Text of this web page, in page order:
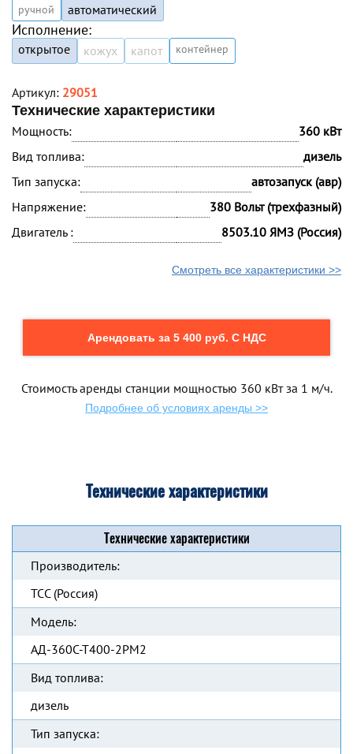
ручной автоматический
Исполнение:
открытое кожух капот контейнер
Артикул: 29051
Технические характеристики
Мощность:
360 кВт
Вид топлива:
дизель
Тип запуска:
автозапуск (авр)
Напряжение:
380 Вольт (трехфазный)
Двигатель :
8503.10 ЯМЗ (Россия)
Смотреть все характеристики >>
Арендовать за 5 400 руб. С НДС
Стоимость аренды станции мощностью 360 кВт за 1 м/ч.
Подробнее об условиях аренды >>
Технические характеристики
Технические характеристики
Производитель:
ТСС (Россия)
Модель:
АД-360С-Т400-2РМ2
Вид топлива:
дизель
Тип запуска: